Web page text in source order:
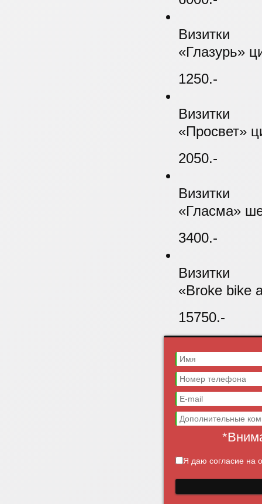
Визитки
«Глазурь»
1250.-
Визитки
«Просвет»
2050.-
Визитки
«Гласма»
3400.-
Визитки
«Broke bike
15750.-
Я даю согласие на